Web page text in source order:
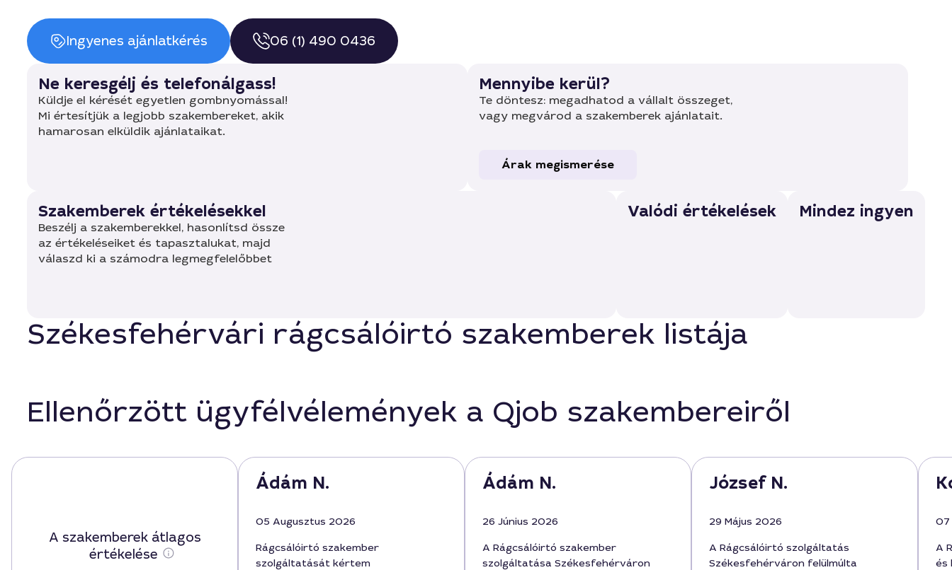
Ingyenes ajánlatkérés 06 (1) 490 0436
Ne keresgélj és telefonálgass!
Küldje el kérését egyetlen gombnyomással!
Mi értesítjük a legjobb szakembereket, akik
hamarosan elküldik ajánlataikat.
Mennyibe kerül?
Te döntesz: megadhatod a vállalt összeget,
vagy megvárod a szakemberek ajánlatait.
Árak megismerése
Szakemberek értékelésekkel
Beszélj a szakemberekkel, hasonlítsd össze
az értékeléseiket és tapasztalukat, majd
válaszd ki a számodra legmegfelelőbbet
Valódi értékelések Mindez ingyen
Székesfehérvári rágcsálóirtó szakemberek listája
Ellenőrzött ügyfélvélemények a Qjob szakembereiről
A szakemberek átlagos
értékelése
Ádám N.
05 Augusztus 2026
Rágcsálóirtó szakember
szolgáltatását kértem
Ádám N.
26 Június 2026
A Rágcsálóirtó szakember
szolgáltatása Székesfehérváron
József N.
29 Május 2026
A Rágcsálóirtó szolgáltatás
Székesfehérváron felülmúlta
07
A
és